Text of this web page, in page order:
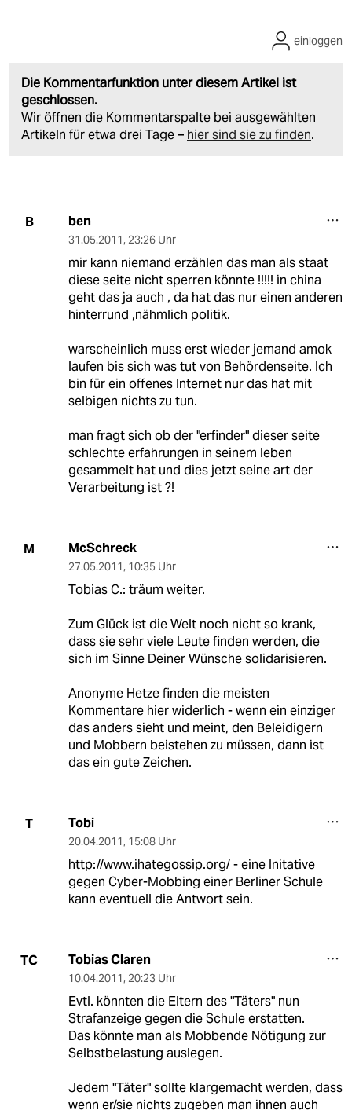
Die Kommentarfunktion unter diesem Artikel ist
geschlossen.
Wir öffnen die Kommentarspalte bei ausgewählten
Artikeln für etwa drei Tage – hier sind sie zu finden.
einloggen
B ben
31.05.2011, 23:26 Uhr
mir kann niemand erzählen das man als staat
diese seite nicht sperren könnte !!!!! in china
geht das ja auch , da hat das nur einen anderen
hinterrund ,nähmlich politik.
warscheinlich muss erst wieder jemand amok
laufen bis sich was tut von Behördenseite. Ich
bin für ein offenes Internet nur das hat mit
selbigen nichts zu tun.
man fragt sich ob der "erfinder" dieser seite
schlechte erfahrungen in seinem leben
gesammelt hat und dies jetzt seine art der
Verarbeitung ist ?!
M McSchreck
27.05.2011, 10:35 Uhr
Tobias C.: träum weiter.
Zum Glück ist die Welt noch nicht so krank,
dass sie sehr viele Leute finden werden, die
sich im Sinne Deiner Wünsche solidarisieren.
Anonyme Hetze finden die meisten
Kommentare hier widerlich - wenn ein einziger
das anders sieht und meint, den Beleidigern
und Mobbern beistehen zu müssen, dann ist
das ein gute Zeichen.
T Tobi
20.04.2011, 15:08 Uhr
http://www.ihategossip.org/- eine Initative
gegen Cyber-Mobbing einer Berliner Schule
kann eventuell die Antwort sein.
TC Tobias Claren
10.04.2011, 20:23 Uhr
Evtl. könnten die Eltern des "Täters" nun
Strafanzeige gegen die Schule erstatten.
Das könnte man als Mobbende Nötigung zur
Selbstbelastung auslegen.
Jedem "Täter" sollte klargemacht werden, dass
wenn er/sie nichts zugeben man ihnen auch